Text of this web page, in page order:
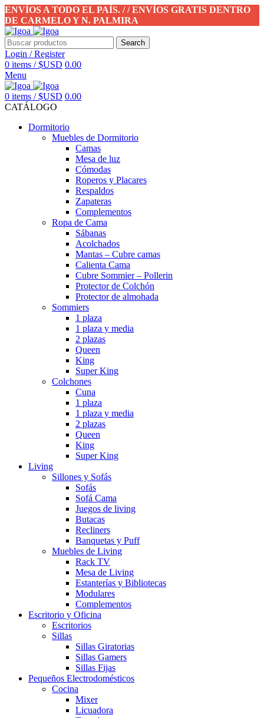
ENVÍOS A TODO EL PAÍS. / / ENVÍOS GRATIS DENTRO
DE CARMELO Y N. PALMIRA
Search
Login / Register
0 items / $USD 0.00
Menu
0 items / $USD 0.00
CATÁLOGO
Dormitorio
Muebles de Dormitorio
Camas
Mesa de luz
Cómodas
Roperos y Placares
Respaldos
Zapateras
Complementos
Ropa de Cama
Sábanas
Acolchados
Mantas – Cubre camas
Calienta Cama
Cubre Sommier – Pollerin
Protector de Colchón
Protector de almohada
Sommiers
1 plaza
1 plaza y media
2 plazas
Queen
King
Super King
Colchones
Cuna
1 plaza
1 plaza y media
2 plazas
Queen
King
Super King
Living
Sillones y Sofás
Sofás
Sofá Cama
Juegos de living
Butacas
Recliners
Banquetas y Puff
Muebles de Living
Rack TV
Mesa de Living
Estanterías y Bibliotecas
Modulares
Complementos
Escritorio y Oficina
Escritorios
Sillas
Sillas Giratorias
Sillas Gamers
Sillas Fijas
Pequeños Electrodomésticos
Cocina
Mixer
Licuadora